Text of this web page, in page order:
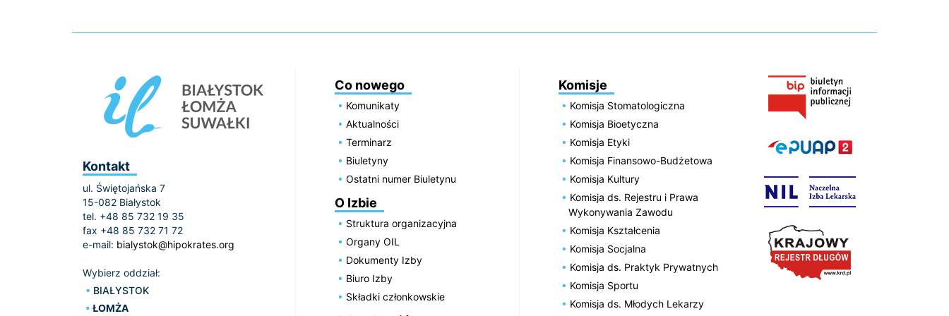
Kontakt
ul. Świętojańska 7
15-082 Białystok
tel. +48 85 732 19 35
fax +48 85 732 71 72
e-mail: bialystok@hipokrates.org
Wybierz oddział:
BIAŁYSTOK
ŁOMŻA
Co nowego
Komunikaty
Aktualności
Terminarz
Biuletyny
Ostatni numer Biuletynu
O Izbie
Struktura organizacyjna
Organy OIL
Dokumenty Izby
Biuro Izby
Składki członkowskie
Komisje
Komisja Stomatologiczna
Komisja Bioetyczna
Komisja Etyki
Komisja Finansowo-Budżetowa
Komisja Kultury
Komisja ds. Rejestru i Prawa
Wykonywania Zawodu
Komisja Kształcenia
Komisja Socjalna
Komisja ds. Praktyk Prywatnych
Komisja Sportu
Komisja ds. Młodych Lekarzy